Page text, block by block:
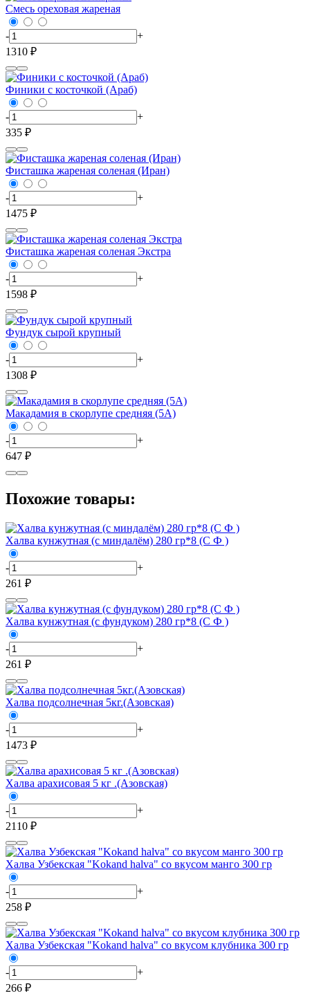
Смесь ореховая жареная
-
+
1310 ₽
Финики с косточкой (Араб)
-
+
335 ₽
Фисташка жареная соленая (Иран)
-
+
1475 ₽
Фисташка жареная соленая Экстра
-
+
1598 ₽
Фундук сырой крупный
-
+
1308 ₽
Макадамия в скорлупе средняя (5А)
-
+
647 ₽
Похожие товары:
Халва кунжутная (с миндалём) 280 гр*8 (С Ф )
-
+
261 ₽
Халва кунжутная (с фундуком) 280 гр*8 (С Ф )
-
+
261 ₽
Халва подсолнечная 5кг.(Азовская)
-
+
1473 ₽
Халва арахисовая 5 кг .(Азовская)
-
+
2110 ₽
Халва Узбекская "Kokand halva" со вкусом манго 300 гр
-
+
258 ₽
Халва Узбекская "Kokand halva" со вкусом клубника 300 гр
-
+
266 ₽